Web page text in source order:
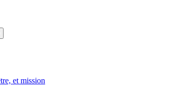
et mission